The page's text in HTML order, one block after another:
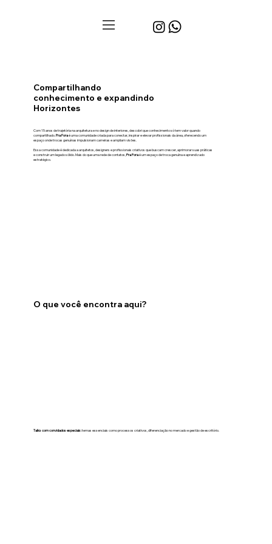
Compartilhando
conhecimento e expandindo
Horizontes
Com 15 anos de trajetória na arquitetura e no design de interiores, descobri que conhecimento só tem valor quando
compartilhado.Pra Foraé uma comunidade criada para conectar, inspirar e elevar profissionais da área, oferecendo um
espaço onde trocas genuínas impulsionam carreiras e ampliam visões.
Essa comunidade é dedicada a arquitetos, designers e profissionais criativos que buscam crescer, aprimorar suas práticas
e construir um legado sólido. Mais do que uma rede de contatos,Pra Foraé um espaço de troca genuína e aprendizado
estratégico.
O que você encontra aqui?
Talks com convidados especiais:temas essenciais como processos criativos, diferenciação no mercado e gestão de escritório.